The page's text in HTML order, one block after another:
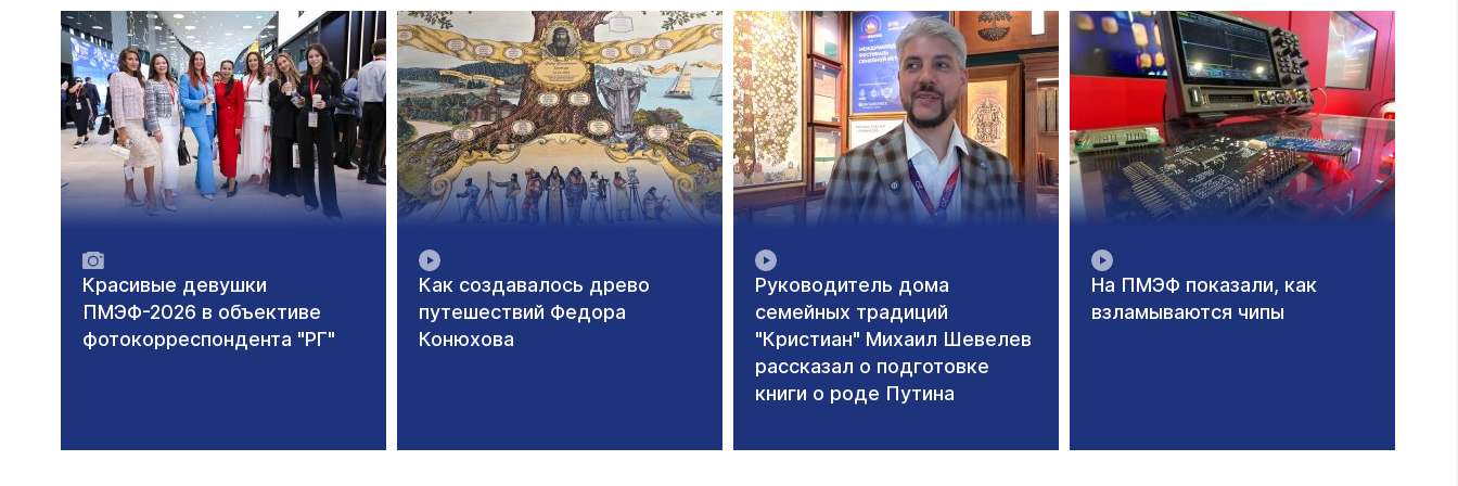
Красивые девушки
ПМЭФ-2026 в объективе
фотокорреспондента "РГ"
Как создавалось древо
путешествий Федора
Конюхова
Руководитель дома
семейных традиций
"Кристиан" Михаил Шевелев
рассказал о подготовке
книги о роде Путина
На ПМЭФ показали, как
взламываются чипы